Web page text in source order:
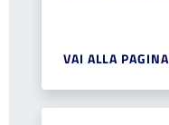
VAI ALLA PAGINA